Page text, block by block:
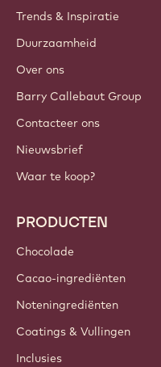
Trends & Inspiratie
Duurzaamheid
Over ons
Barry Callebaut Group
Contacteer ons
Nieuwsbrief
Waar te koop?
PRODUCTEN
Chocolade
Cacao-ingrediënten
Noteningrediënten
Coatings & Vullingen
Inclusies